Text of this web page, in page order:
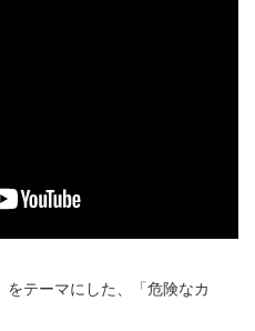
テーマにした、「危険なカ